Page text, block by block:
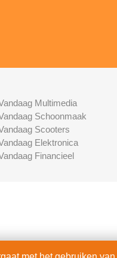
Multimedia
Schoonmaak
Scooters
Elektronica
Financieel